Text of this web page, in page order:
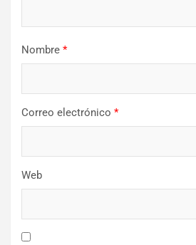
Nombre *
Correo electrónico *
Web